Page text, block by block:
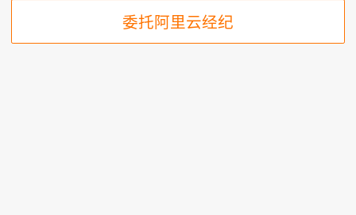
委托阿里云经纪